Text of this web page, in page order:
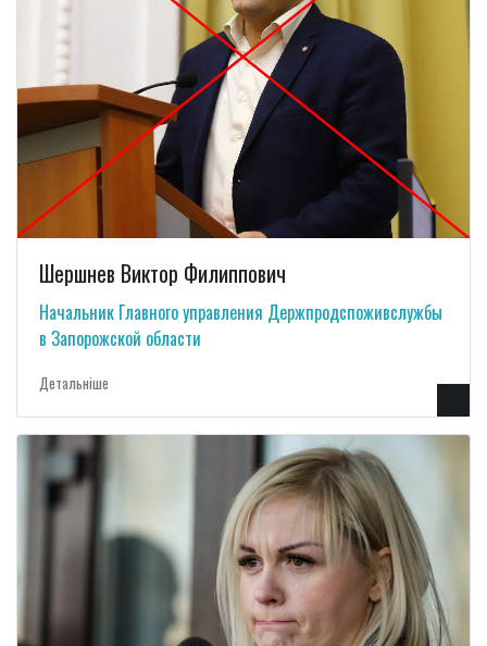
Шершнев Виктор Филиппович
Начальник Главного управления Держпродспоживслужбы
в Запорожской области
Детальнiше